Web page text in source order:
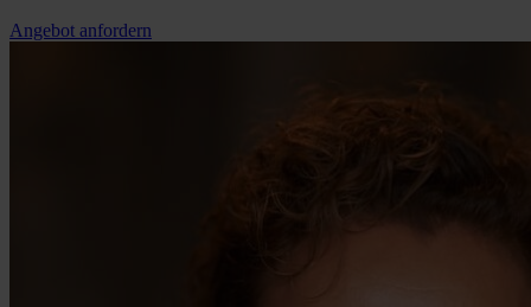
Angebot anfordern